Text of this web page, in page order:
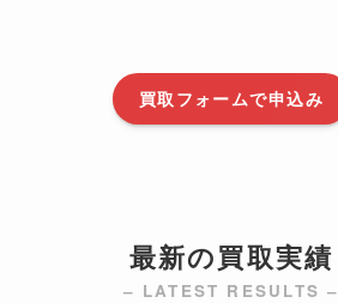
買取フォームで申込み
最新の買取実績
– LATEST RESULTS –